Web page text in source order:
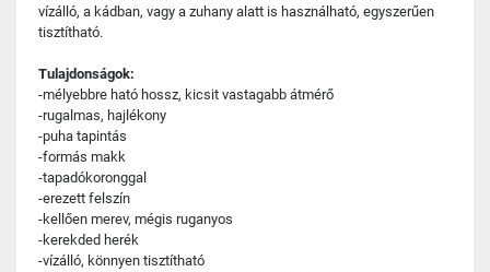
vízálló, a kádban, vagy a zuhany alatt is használható, egyszerűen
tisztítható.
Tulajdonságok:
-mélyebbre ható hossz, kicsit vastagabb átmérő
-rugalmas, hajlékony
-puha tapintás
-formás makk
-tapadókoronggal
-erezett felszín
-kellően merev, mégis ruganyos
-kerekded herék
-vízálló, könnyen tisztítható